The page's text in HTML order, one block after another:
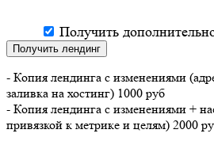
Получить
Получить лендинг
- Копия лендинга с изменениями
заливка на хостинг) 1000 руб
- Копия лендинга с изменениями +
привязкой к метрике и целям) 2000